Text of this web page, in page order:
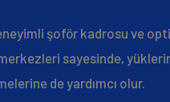
şoför kadrosu ve
sayesinde,
de yardımcı olur.